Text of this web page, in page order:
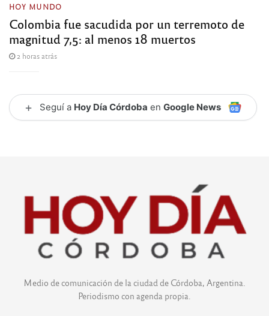
HOY MUNDO
Colombia fue sacudida por un terremoto de
magnitud 7,5: al menos 18 muertos
2 horas atrás
+ Seguí a Hoy Día Córdoba en Google News
Medio de comunicación de la ciudad de Córdoba, Argentina.
Periodismo con agenda propia.